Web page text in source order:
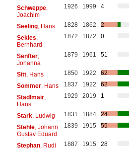
Schweppe,
Joachim
1926 1999 4
Seeling, Hans 1828 1862
2
Sekles
Bernhard
1872 1872 0
Senfter,
Johanna
1879 1961 51
Sitt, Hans 1850 1922
62
Sommer, Hans 1837 1922
62
Stadlmair,
Hans
1929 2019 1
Stark, Ludwig 1831 1884
24
Stehle, Johann
Gustav Eduard
1839 1915 55
Stephan, Rudi 1887 1915
28